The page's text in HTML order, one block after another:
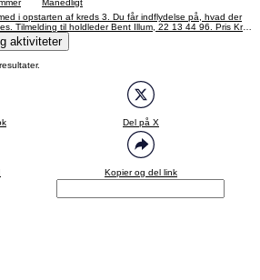
Månedligt
i opstarten af kreds 3. Du får indflydelse på, hvad der
Kr.
aktiviteter
Del på X
Kopier og del link